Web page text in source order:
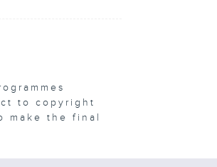
to copyright
make the final